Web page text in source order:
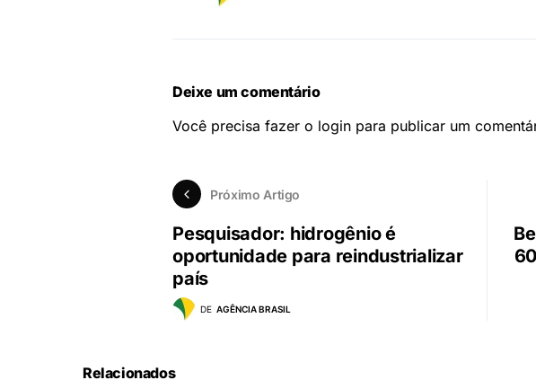
Deixe um comentário
Você precisa fazer o login para publicar um
Próximo Artigo
Pesquisador: hidrogênio é
oportunidade para reindustrializar
país
DE AGÊNCIA BRASIL
Relacionados